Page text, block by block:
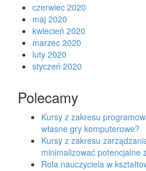
czerwiec 2020
maj 2020
kwiecień 2020
marzec 2020
luty 2020
styczeń 2020
Polecamy
Kursy z zakresu
własne gry komputerowe?
Kursy z zakresu
minimalizować potencjalne
Rola nauczyciela w